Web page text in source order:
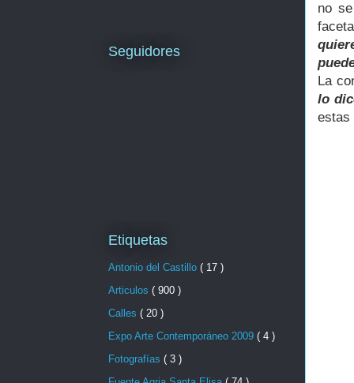
no
La
lo
estas
Seguidores
Etiquetas
Antonio del Castillo ( 17 )
Articulos ( 900 )
Calles ( 20 )
Expo Arte Contemporáneo 2009 ( 4 )
Fotografías ( 3 )